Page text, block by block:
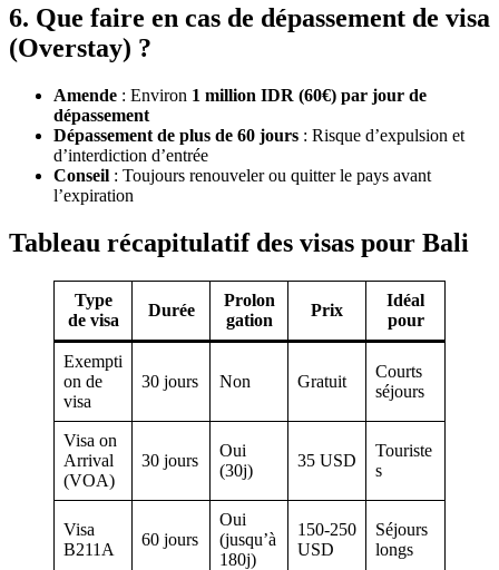
6. Que faire en cas de dépassement de visa
(Overstay) ?
Amende : Environ 1 million IDR (60€) par jour de
dépassement
Dépassement de plus de 60 jours : Risque d’expulsion et
d’interdiction d’entrée
Conseil : Toujours renouveler ou quitter le pays avant
l’expiration
Tableau récapitulatif des visas pour Bali
Type
de visa
Durée
Prolon
gation
Prix
Idéal
pour
Exempti
on de
visa
30 jours Non Gratuit
Courts
séjours
Visa on
Arrival
(VOA)
30 jours
Oui
(30j)
35 USD
Touriste
s
Visa
B211A
60 jours
Oui
(jusqu’à
180j)
150-250
USD
Séjours
longs